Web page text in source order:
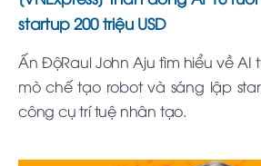
startup 200 triệu USD
Ấn ĐộRaul John Aju tìm hiểu về AI
mò chế tạo robot và sáng lập
công cụ trí tuệ nhân tạo.